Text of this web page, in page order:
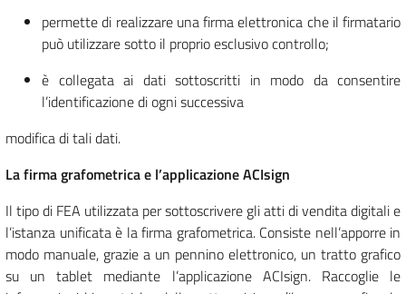
permette di realizzare una firma elettronica che il firmatario
può utilizzare sotto il proprio esclusivo controllo;
è collegata ai dati sottoscritti in modo da consentire
l’identificazione di ogni successiva
modifica di tali dati.
La firma grafometrica e l’applicazione ACIsign
Il tipo di FEA utilizzata per sottoscrivere gli atti di vendita digitali e
l’istanza unificata è la firma grafometrica. Consiste nell’apporre in
modo manuale, grazie a un pennino elettronico, un tratto grafico
su un tablet mediante l’applicazione ACIsign. Raccoglie le